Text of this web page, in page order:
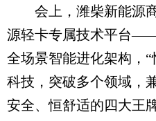
会上，潍柴新能源商
源轻卡专属技术平台
全场景智能进化架构，
科技，突破多个领域，
安全、恒舒适的四大王